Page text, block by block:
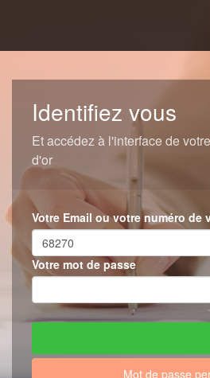
Identifiez vous
Et accédez à l'interface de
d'or
Votre Email ou votre numéro de
Votre mot de passe
Mot de passe